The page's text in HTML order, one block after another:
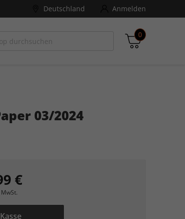
Deutschland Anmelden
0
ggf. zzgl. Versandkosten
03/2024
€